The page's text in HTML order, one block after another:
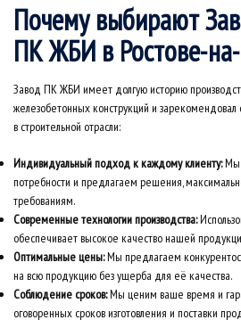
Почему выбирают
ПК ЖБИ в Ростове-
Завод ПК ЖБИ имеет долгую историю
железобетонных конструкций и
в строительной отрасли:
Индивидуальный подход к каждому клиенту:Мы
потребности и предлагаем решения,
требованиям.
Современные технологии производства:
обеспечивает высокое качество нашей
Оптимальные цены:Мы предлагаем
на всю продукцию без ущерба для её качества.
Соблюдение сроков:Мы ценим ваше время и
оговоренных сроков изготовления и поставки